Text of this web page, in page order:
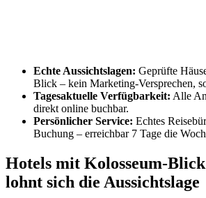
Echte Aussichtslagen: Geprüfte
Blick – kein Marketing-Versprechen,
Tagesaktuelle Verfügbarkeit: Alle
direkt online buchbar.
Persönlicher Service: Echtes
Buchung – erreichbar 7 Tage die
Hotels mit Kolosseum-
lohnt sich die Aussichtslage